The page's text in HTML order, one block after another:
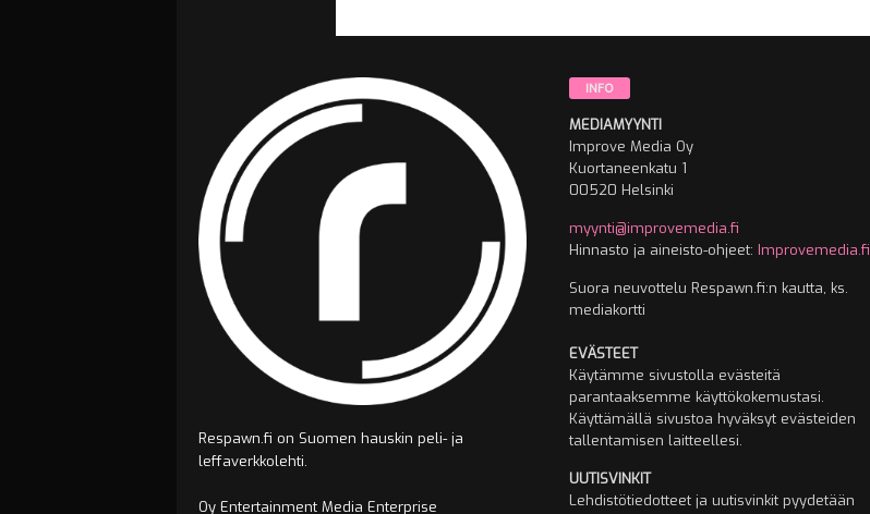
Respawn.fi on Suomen hauskin peli- ja
leffaverkkolehti.
Oy Entertainment Media Enterprise
INFO
MEDIAMYYNTI
Improve Media Oy
Kuortaneenkatu 1
00520 Helsinki
myynti@improvemedia.fi
Hinnasto ja aineisto-ohjeet: Improvemedia.fi
Suora neuvottelu Respawn.fi:n kautta, ks.
mediakortti
EVÄSTEET
Käytämme sivustolla evästeitä
parantaaksemme käyttökokemustasi.
Käyttämällä sivustoa hyväksyt evästeiden
tallentamisen laitteellesi.
UUTISVINKIT
Lehdistötiedotteet ja uutisvinkit pyydetään